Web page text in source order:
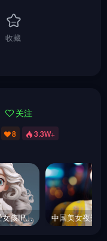
收藏
关注
8 3.3W+
泡泡玛特可爱女孩IP手办midjourney关键词